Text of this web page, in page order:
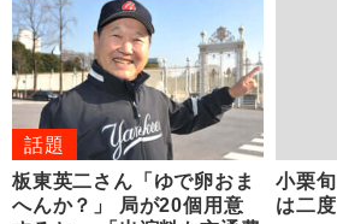
話題
板東英二さん「ゆで卵おま
へんか？」 局が20個用意
小栗
は二